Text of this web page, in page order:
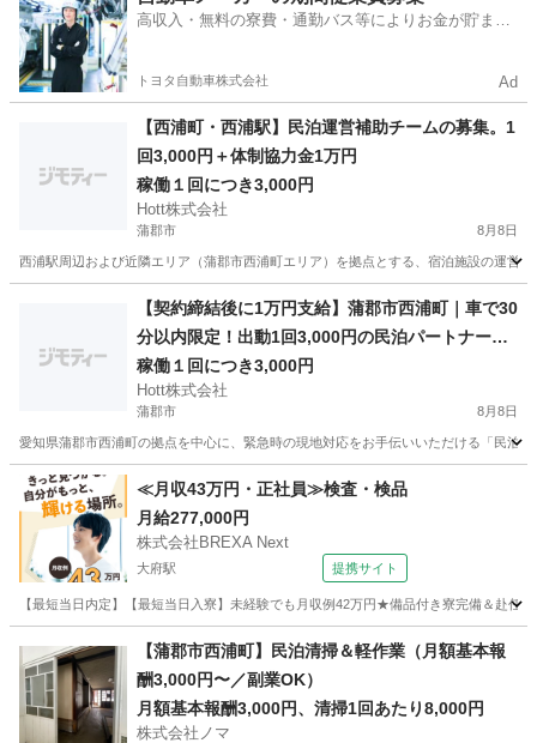
高収入・無料の寮費・通勤バス等によりお金が貯まり
トヨタ自動車株式会社 Ad
【西浦町・西浦駅】民泊運営補助チームの募集。1
回3,000円＋体制協力金1万円
稼働１回につき3,000円
Hott株式会社
蒲郡市 8月8日
西浦駅周辺および近隣エリア（蒲郡市西浦町エリア）を拠点とする、宿泊施設の運営
その他 宿泊施設
【契約締結後に1万円支給】蒲郡市西浦町｜車で30
分以内限定！出動1回3,000円の民泊パートナー募
集
稼働１回につき3,000円
Hott株式会社
蒲郡市 8月8日
愛知県蒲郡市西浦町の拠点を中心に、緊急時の現地対応をお手伝いいただける「民泊
愛知 蒲郡市 軽作業 保健所
≪月収43万円・正社員≫検査・検品
月給277,000円
株式会社BREXA Next
大府駅 提携サイト
【最短当日内定】【最短当日入寮】未経験でも月収例42万円★備品付き寮完備＆赴
大府駅 その他
【蒲郡市西浦町】民泊清掃＆軽作業（月額基本報
酬3,000円〜／副業OK）
月額基本報酬3,000円、清掃1回あたり8,000円
株式会社ノマ